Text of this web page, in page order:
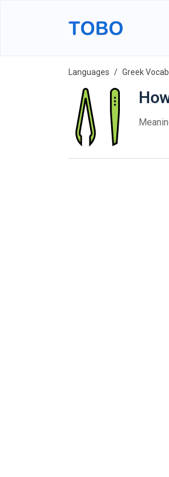
Languages Greek